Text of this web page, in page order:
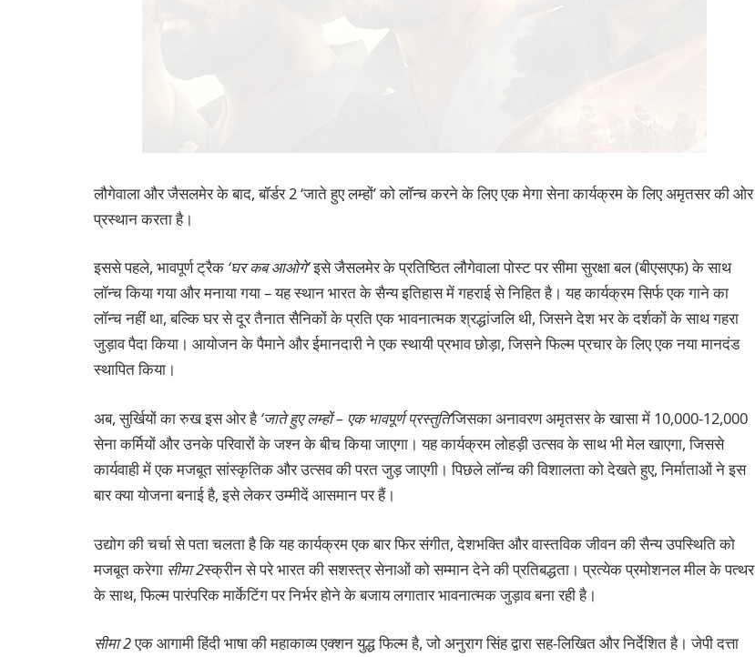
लौगेवाला और जैसलमेर के बाद, बॉर्डर 2 ‘जाते हुए लम्हों’ को लॉन्च करने के लिए एक मेगा सेना कार्यक्रम के लिए अमृतसर की ओर
प्रस्थान करता है।
इससे पहले, भावपूर्ण ट्रैक ‘घर कब आओगे’इसे जैसलमेर के प्रतिष्ठित लौगेवाला पोस्ट पर सीमा सुरक्षा बल (बीएसएफ) के साथ
लॉन्च किया गया और मनाया गया – यह स्थान भारत के सैन्य इतिहास में गहराई से निहित है। यह कार्यक्रम सिर्फ एक गाने का
लॉन्च नहीं था, बल्कि घर से दूर तैनात सैनिकों के प्रति एक भावनात्मक श्रद्धांजलि थी, जिसने देश भर के दर्शकों के साथ गहरा
जुड़ाव पैदा किया। आयोजन के पैमाने और ईमानदारी ने एक स्थायी प्रभाव छोड़ा, जिसने फिल्म प्रचार के लिए एक नया मानदंड
स्थापित किया।
अब, सुर्खियों का रुख इस ओर है‘जाते हुए लम्हों – एक भावपूर्ण प्रस्तुति’जिसका अनावरण अमृतसर के खासा में 10,000-12,000
सेना कर्मियों और उनके परिवारों के जश्न के बीच किया जाएगा। यह कार्यक्रम लोहड़ी उत्सव के साथ भी मेल खाएगा, जिससे
कार्यवाही में एक मजबूत सांस्कृतिक और उत्सव की परत जुड़ जाएगी। पिछले लॉन्च की विशालता को देखते हुए, निर्माताओं ने इस
बार क्या योजना बनाई है, इसे लेकर उम्मीदें आसमान पर हैं।
उद्योग की चर्चा से पता चलता है कि यह कार्यक्रम एक बार फिर संगीत, देशभक्ति और वास्तविक जीवन की सैन्य उपस्थिति को
मजबूत करेगा सीमा 2स्क्रीन से परे भारत की सशस्त्र सेनाओं को सम्मान देने की प्रतिबद्धता। प्रत्येक प्रमोशनल मील के पत्थर
के साथ, फिल्म पारंपरिक मार्केटिंग पर निर्भर होने के बजाय लगातार भावनात्मक जुड़ाव बना रही है।
सीमा 2एक आगामी हिंदी भाषा की महाकाव्य एक्शन युद्ध फिल्म है, जो अनुराग सिंह द्वारा सह-लिखित और निर्देशित है। जेपी दत्ता